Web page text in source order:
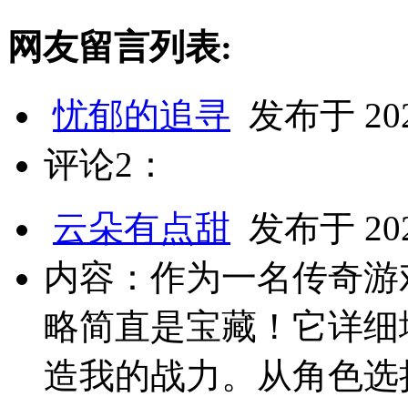
网友留言列表:
忧郁的追寻 发布于
评论2：
云朵有点甜 发布于
内容：作为一名传奇
略简直是宝藏！它详
造我的战力。从角色